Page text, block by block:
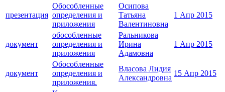
презентация
Обособленные
определения и
приложения
Осипова
Татьяна
Валентиновна
1 Апр 2015
документ
обособленные
определения и
приложения
Ральникова
Ирина
Адамовна
1 Апр 2015
документ
Обособленные
определения и
приложения.
Власова Лидия
Александровна
15 Апр 2015